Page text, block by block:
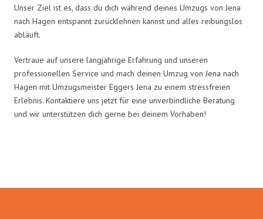
Unser Ziel ist es, dass du dich während deines Umzugs von Jena
nach Hagen entspannt zurücklehnen kannst und alles reibungslos
abläuft.
Vertraue auf unsere langjährige Erfahrung und unseren
professionellen Service und mach deinen Umzug von Jena nach
Hagen mit Umzugsmeister Eggers Jena zu einem stressfreien
Erlebnis. Kontaktiere uns jetzt für eine unverbindliche Beratung
und wir unterstützen dich gerne bei deinem Vorhaben!